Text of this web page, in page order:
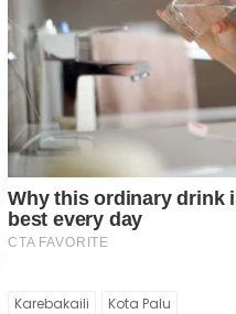
Karebakaili Kota Palu